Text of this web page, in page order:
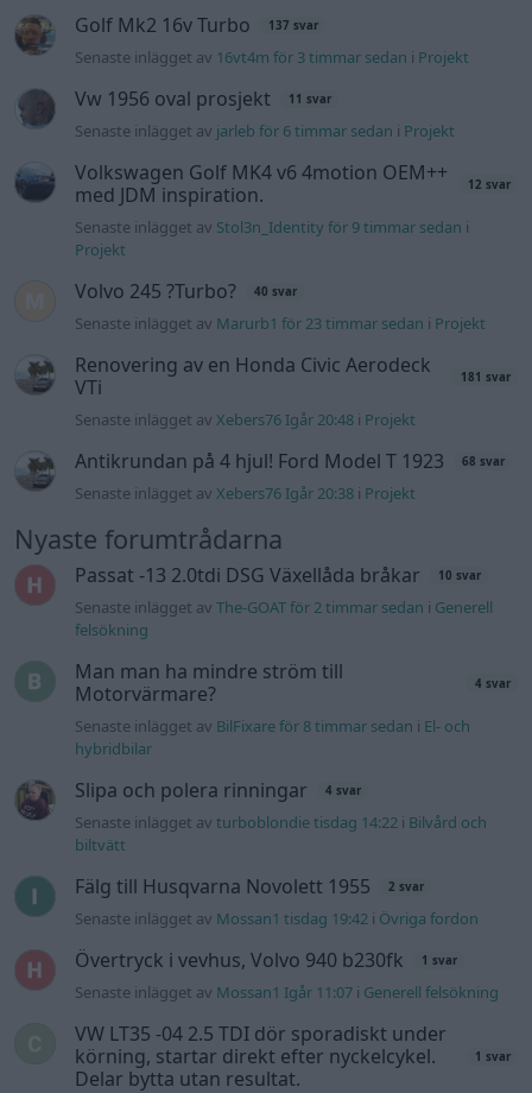
Golf Mk2 16v Turbo 137 svar
Senaste inlägget av 16vt4m för 3 timmar sedan i Projekt
Vw 1956 oval prosjekt 11 svar
Senaste inlägget av jarleb för 6 timmar sedan i Projekt
Volkswagen Golf MK4 v6 4motion OEM++
med JDM inspiration.
12 svar
Senaste inlägget av Stol3n_Identity för 9 timmar sedan i
Projekt
Volvo 245 ?Turbo? 40 svar
Senaste inlägget av Marurb1 för 23 timmar sedan i Projekt
Renovering av en Honda Civic Aerodeck
VTi
181 svar
Senaste inlägget avXebers76 Igår 20:48 i Projekt
Antikrundan på 4 hjul! Ford Model T 1923 68 svar
Senaste inlägget avXebers76 Igår 20:38 i Projekt
Nyaste forumtrådarna
Passat -13 2.0tdi DSG Växellåda bråkar 10 svar
Senaste inlägget avThe-GOAT för 2 timmar sedan i Generell
felsökning
Man man ha mindre ström till
Motorvärmare?
4 svar
Senaste inlägget av BilFixare för 8 timmar sedan i El- och
hybridbilar
Slipa och polera rinningar 4 svar
Senaste inlägget avturboblondie tisdag 14:22 i Bilvård och
biltvätt
Fälg till Husqvarna Novolett 1955 2 svar
Senaste inlägget av Mossan1 tisdag 19:42 i Övriga fordon
Övertryck i vevhus, Volvo 940 b230fk 1 svar
Senaste inlägget av Mossan1 Igår 11:07 i Generell felsökning
VW LT35 -04 2.5 TDI dör sporadiskt under
körning, startar direkt efter nyckelcykel.
Delar bytta utan resultat.
1 svar